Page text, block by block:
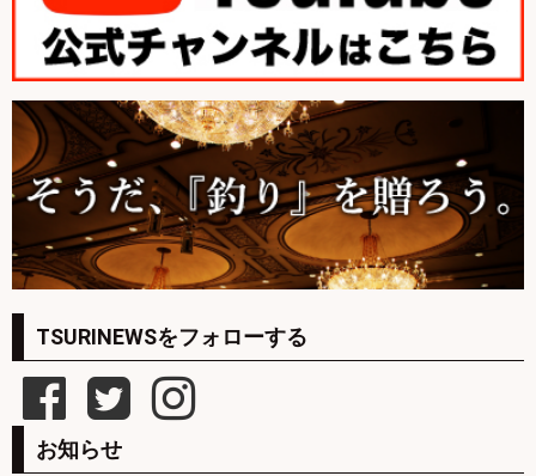
TSURINEWSをフォローする
お知らせ